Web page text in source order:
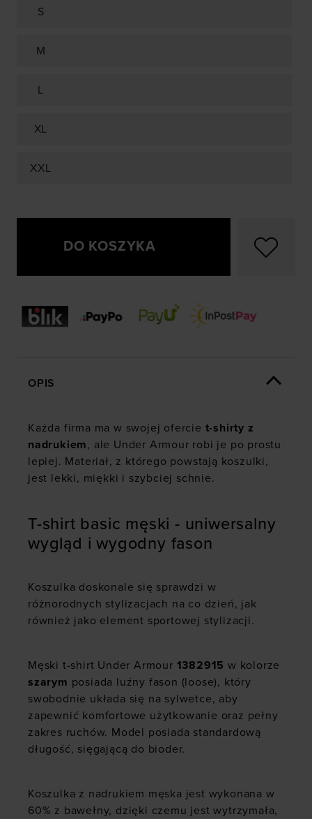
S
M
L
XL
XXL
DO KOSZYKA
OPIS
Każda firma ma w swojej ofercie t-shirty z
nadrukiem, ale Under Armour robi je po prostu
lepiej. Materiał, z którego powstają koszulki,
jest lekki, miękki i szybciej schnie.
T-shirt basic męski - uniwersalny
wygląd i wygodny fason
Koszulka doskonale się sprawdzi w
różnorodnych stylizacjach na co dzień, jak
również jako element sportowej stylizacji.
Męski t-shirt Under Armour 1382915 w kolorze
szarym posiada luźny fason (loose), który
swobodnie układa się na sylwetce, aby
zapewnić komfortowe użytkowanie oraz pełny
zakres ruchów. Model posiada standardową
długość, sięgającą do bioder.
Koszulka z nadrukiem męska jest wykonana w
60% z bawełny, dzięki czemu jest wytrzymała,